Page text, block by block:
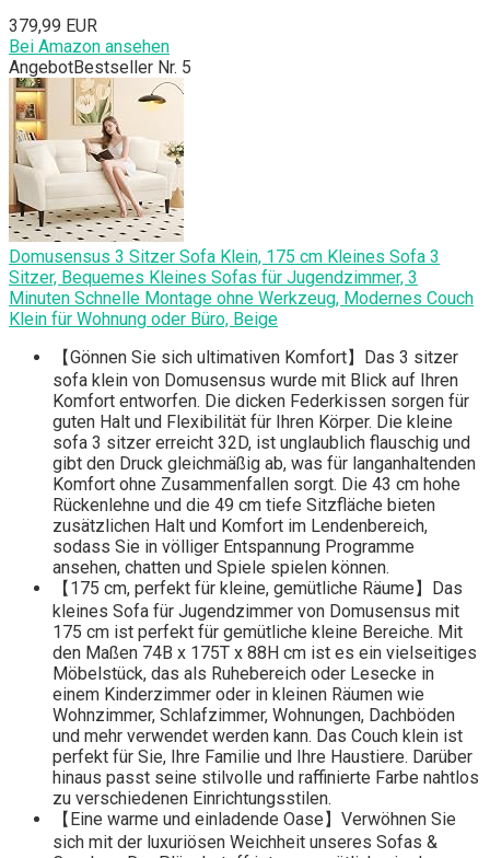
379,99 EUR
Bei Amazon ansehen
AngebotBestseller Nr. 5
Domusensus 3 Sitzer Sofa Klein, 175 cm Kleines Sofa 3
Sitzer, Bequemes Kleines Sofas für Jugendzimmer, 3
Minuten Schnelle Montage ohne Werkzeug, Modernes Couch
Klein für Wohnung oder Büro, Beige
【Gönnen Sie sich ultimativen Komfort】Das 3 sitzer
sofa klein von Domusensus wurde mit Blick auf Ihren
Komfort entworfen. Die dicken Federkissen sorgen für
guten Halt und Flexibilität für Ihren Körper. Die kleine
sofa 3 sitzer erreicht 32D, ist unglaublich flauschig und
gibt den Druck gleichmäßig ab, was für langanhaltenden
Komfort ohne Zusammenfallen sorgt. Die 43 cm hohe
Rückenlehne und die 49 cm tiefe Sitzfläche bieten
zusätzlichen Halt und Komfort im Lendenbereich,
sodass Sie in völliger Entspannung Programme
ansehen, chatten und Spiele spielen können.
【175 cm, perfekt für kleine, gemütliche Räume】Das
kleines Sofa für Jugendzimmer von Domusensus mit
175 cm ist perfekt für gemütliche kleine Bereiche. Mit
den Maßen 74B x 175T x 88H cm ist es ein vielseitiges
Möbelstück, das als Ruhebereich oder Lesecke in
einem Kinderzimmer oder in kleinen Räumen wie
Wohnzimmer, Schlafzimmer, Wohnungen, Dachböden
und mehr verwendet werden kann. Das Couch klein ist
perfekt für Sie, Ihre Familie und Ihre Haustiere. Darüber
hinaus passt seine stilvolle und raffinierte Farbe nahtlos
zu verschiedenen Einrichtungsstilen.
【Eine warme und einladende Oase】Verwöhnen Sie
sich mit der luxuriösen Weichheit unseres Sofas &